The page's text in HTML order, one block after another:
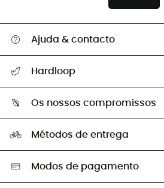
Ajuda & contacto
Devoluções e reembolsos
Guia de tamanhos
Trocas & Devoluções
Hardloop
Os nossos embaixadores
Os nossos compromissos
Seleção eco-responsável
Métodos de entrega
Modos de pagamento